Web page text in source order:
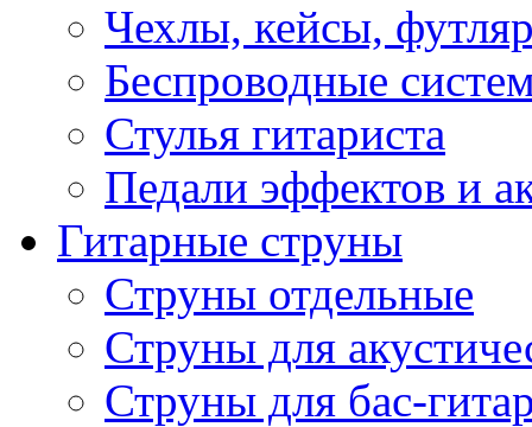
Чехлы, кейсы,
Беспроводные
Стулья гитариста
Педали эффектов и
Гитарные струны
Струны отдельные
Струны для
Струны для бас-